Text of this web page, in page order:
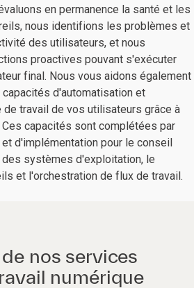
en permanence la santé et les
nous identifions les problèmes et
des utilisateurs, et nous
proactives pouvant s'exécuter
final. Nous vous aidons également
d'automatisation et
travail de vos utilisateurs grâce à
capacités sont complétées par
d'implémentation pour le conseil
systèmes d'exploitation, le
et l'orchestration de flux de travail.
nos services
numérique